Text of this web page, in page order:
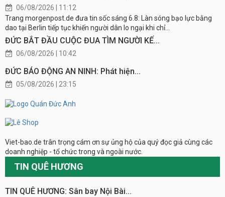
06/08/2026 | 11:12
Trang morgenpost.de đưa tin sốc sáng 6.8: Làn sóng bạo lực bằng
dao tại Berlin tiếp tục khiến người dân lo ngại khi chỉ...
ĐỨC BẮT ĐẦU CUỘC ĐUA TÌM NGƯỜI KẾ...
06/08/2026 | 10:42
ĐỨC BÁO ĐỘNG AN NINH: Phát hiện...
05/08/2026 | 23:15
Viet-bao.de trân trọng cám ơn sự ủng hộ của quý đọc giả cùng các
doanh nghiệp - tổ chức trong và ngoài nước.
TIN QUÊ HƯƠNG
TIN QUÊ HƯƠNG: Sân bay Nội Bài...